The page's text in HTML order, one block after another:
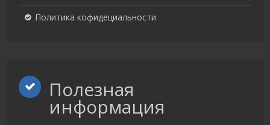
Политика кофидециальности
Полезная
информация